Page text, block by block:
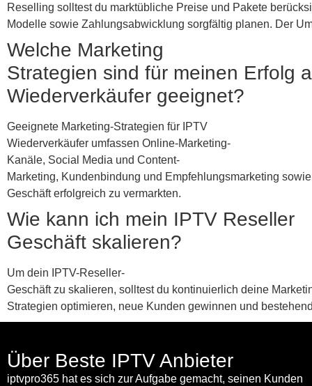
Reselling solltest du marktübliche Preise und Pakete
Modelle sowie Zahlungsabwicklung sorgfältig planen. Der
Welche Marketing
Strategien sind für meinen Erfolg
Wiederverkäufer geeignet?
Geeignete Marketing-Strategien für IPTV
Wiederverkäufer umfassen Online-Marketing-
Kanäle, Social Media und Content-
Marketing, Kundenbindung und Empfehlungsmarketing
Geschäft erfolgreich zu vermarkten.
Wie kann ich mein IPTV Reseller
Geschäft skalieren?
Um dein IPTV-Reseller-
Geschäft zu skalieren, solltest du kontinuierlich deine
Strategien optimieren, neue Kunden gewinnen und
Über Beste IPTV Anbieter
iptvpro365 hat es sich zur Aufgabe gemacht, seinen Kunden